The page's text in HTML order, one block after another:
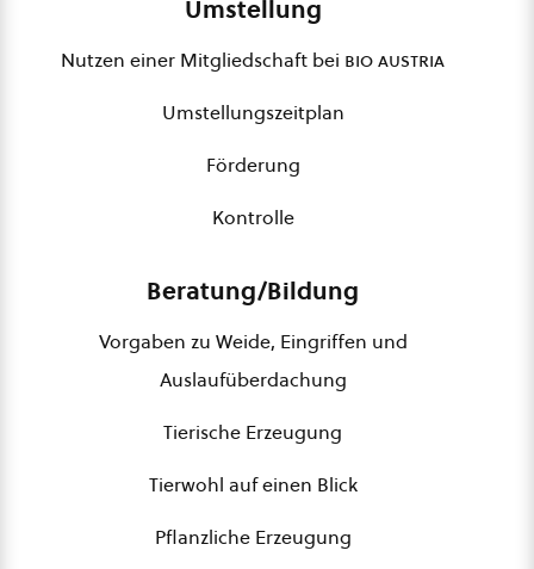
Umstellung
Nutzen einer Mitgliedschaft bei bio austria
Umstellungszeitplan
Förderung
Kontrolle
Beratung/Bildung
Vorgaben zu Weide, Eingriffen und
Auslaufüberdachung
Tierische Erzeugung
Tierwohl auf einen Blick
Pflanzliche Erzeugung